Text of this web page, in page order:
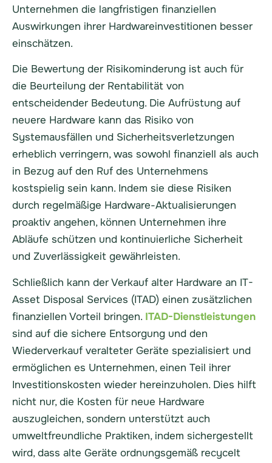
Unternehmen die langfristigen finanziellen
Auswirkungen ihrer Hardwareinvestitionen besser
einschätzen.
Die Bewertung der Risikominderung ist auch für
die Beurteilung der Rentabilität von
entscheidender Bedeutung. Die Aufrüstung auf
neuere Hardware kann das Risiko von
Systemausfällen und Sicherheitsverletzungen
erheblich verringern, was sowohl finanziell als auch
in Bezug auf den Ruf des Unternehmens
kostspielig sein kann. Indem sie diese Risiken
durch regelmäßige Hardware-Aktualisierungen
proaktiv angehen, können Unternehmen ihre
Abläufe schützen und kontinuierliche Sicherheit
und Zuverlässigkeit gewährleisten.
Schließlich kann der Verkauf alter Hardware an IT-
Asset Disposal Services (ITAD) einen zusätzlichen
finanziellen Vorteil bringen. ITAD-Dienstleistungen
sind auf die sichere Entsorgung und den
Wiederverkauf veralteter Geräte spezialisiert und
ermöglichen es Unternehmen, einen Teil ihrer
Investitionskosten wieder hereinzuholen. Dies hilft
nicht nur, die Kosten für neue Hardware
auszugleichen, sondern unterstützt auch
umweltfreundliche Praktiken, indem sichergestellt
wird, dass alte Geräte ordnungsgemäß recycelt